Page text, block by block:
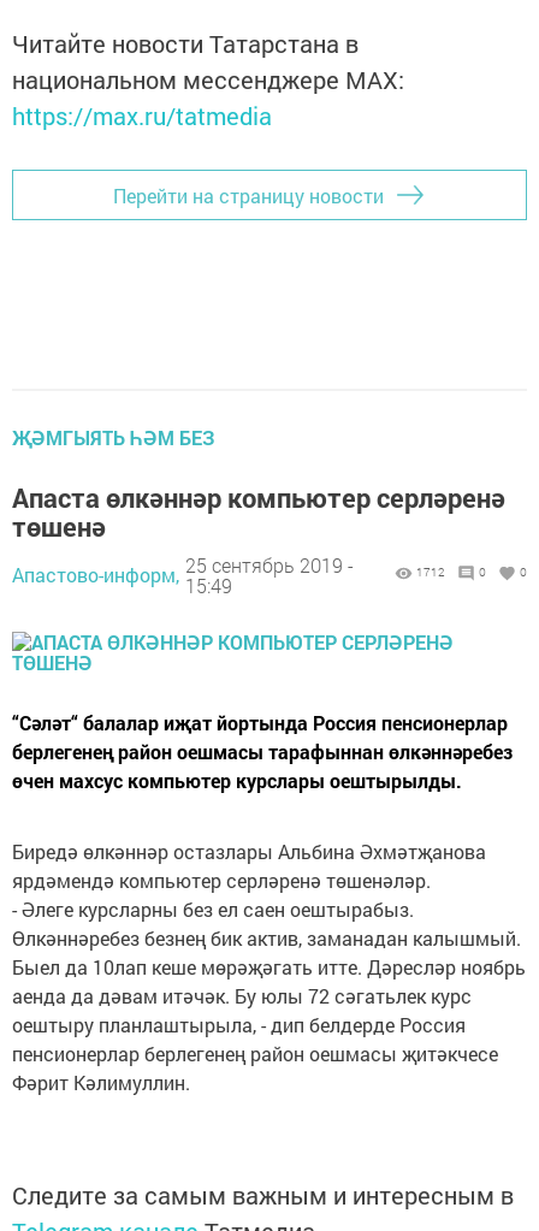
Читайте новости Татарстана в
национальном мессенджере MАХ:
https://max.ru/tatmedia
Перейти на страницу новости
ҖӘМГЫЯТЬ ҺӘМ БЕЗ
Апаста өлкәннәр компьютер серләренә
төшенә
Апастово-информ, 25 сентябрь 2019 -
15:49
1712 0 0
“Сәләт“ балалар иҗат йортында Россия пенсионерлар
берлегенең район оешмасы тарафыннан өлкәннәребез
өчен махсус компьютер курслары оештырылды.
Биредә өлкәннәр остазлары Альбина Әхмәтҗанова
ярдәмендә компьютер серләренә төшенәләр.
- Әлеге курсларны без ел саен оештырабыз.
Өлкәннәребез безнең бик актив, заманадан калышмый.
Быел да 10лап кеше мөрәҗәгать итте. Дәресләр ноябрь
аенда да дәвам итәчәк. Бу юлы 72 сәгатьлек курс
оештыру планлаштырыла, - дип белдерде Россия
пенсионерлар берлегенең район оешмасы җитәкчесе
Фәрит Кәлимуллин.
Следите за самым важным и интересным в